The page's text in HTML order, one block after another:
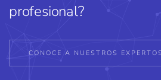
profesional?
CONOCE A NUESTROS EXPERTOS